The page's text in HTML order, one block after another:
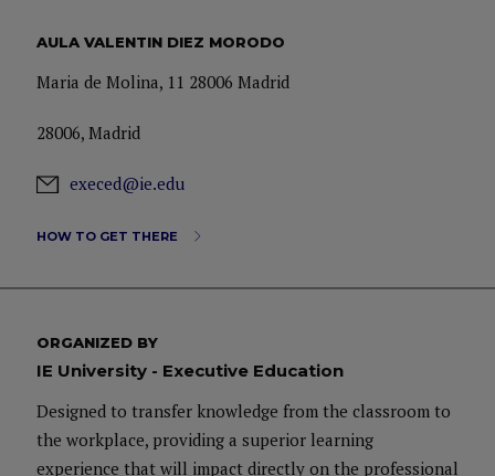
AULA VALENTIN DIEZ MORODO
Maria de Molina, 11 28006 Madrid
28006, Madrid
execed@ie.edu
HOW TO GET THERE
ORGANIZED BY
IE University - Executive Education
Designed to transfer knowledge from the classroom to
the workplace, providing a superior learning
experience that will impact directly on the professional